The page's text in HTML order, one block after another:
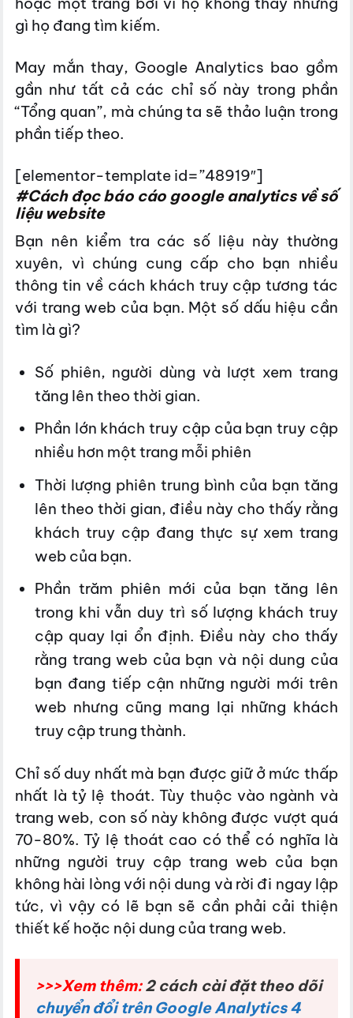
gì họ đang tìm kiếm.
May mắn thay, Google Analytics bao gồm
gần như tất cả các chỉ số này trong phần
“Tổng quan”, mà chúng ta sẽ thảo luận trong
phần tiếp theo.
[elementor-template id=”48919″]
#Cách đọc báo cáo google analytics về số
liệu website
Bạn nên kiểm tra các số liệu này thường
xuyên, vì chúng cung cấp cho bạn nhiều
thông tin về cách khách truy cập tương tác
với trang web của bạn. Một số dấu hiệu cần
tìm là gì?
Số phiên, người dùng và lượt xem trang
tăng lên theo thời gian.
Phần lớn khách truy cập của bạn truy cập
nhiều hơn một trang mỗi phiên
Thời lượng phiên trung bình của bạn tăng
lên theo thời gian, điều này cho thấy rằng
khách truy cập đang thực sự xem trang
web của bạn.
Phần trăm phiên mới của bạn tăng lên
trong khi vẫn duy trì số lượng khách truy
cập quay lại ổn định. Điều này cho thấy
rằng trang web của bạn và nội dung của
bạn đang tiếp cận những người mới trên
web nhưng cũng mang lại những khách
truy cập trung thành.
Chỉ số duy nhất mà bạn được giữ ở mức thấp
nhất là tỷ lệ thoát. Tùy thuộc vào ngành và
trang web, con số này không được vượt quá
70-80%. Tỷ lệ thoát cao có thể có nghĩa là
những người truy cập trang web của bạn
không hài lòng với nội dung và rời đi ngay lập
tức, vì vậy có lẽ bạn sẽ cần phải cải thiện
thiết kế hoặc nội dung của trang web.
>>>Xem thêm:2 cách cài đặt theo dõi
chuyển đổi trên Google Analytics 4